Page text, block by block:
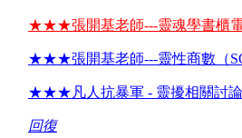
★★★張開基老師---靈魂學書
★★★張開基老師---靈性商數（
★★★凡人抗暴軍 - 靈擾相關
回復